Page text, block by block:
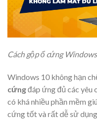
Cách gộp ổ cứng
Windows 10 không hạn
cứngđáp ứng đủ các yêu
có khá nhiều phần mềm
cứng tốt và rất dễ sử dụng.